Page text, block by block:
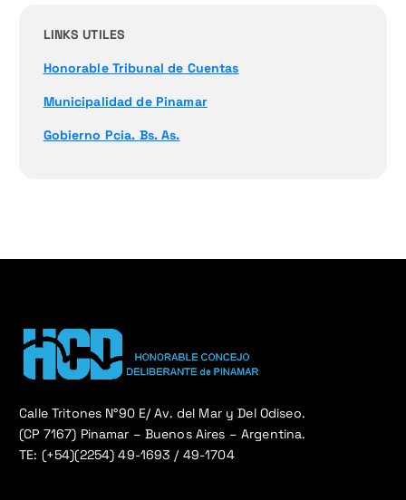
LINKS UTILES
Honorable Tribunal de Cuentas
Municipalidad de Pinamar
Gobierno Pcia. Bs. As.
Calle Tritones N°90 E/ Av. del Mar y Del Odiseo.
(CP 7167) Pinamar – Buenos Aires – Argentina.
TE: (+54)(2254) 49-1693 / 49-1704